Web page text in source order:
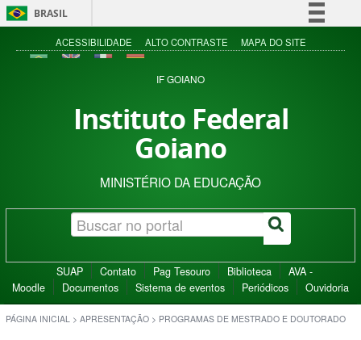
BRASIL
Simplifique!
Acesso à informação
ACESSIBILIDADE ALTO CONTRASTE MAPA DO SITE
IF GOIANO
Instituto Federal
Goiano
MINISTÉRIO DA EDUCAÇÃO
SUAP Contato Pag Tesouro Biblioteca
AVA -
Moodle
Documentos Sistema de eventos Periódicos Ouvidoria
PÁGINA INICIAL > APRESENTAÇÃO > PROGRAMAS DE MESTRADO E DOUTORADO